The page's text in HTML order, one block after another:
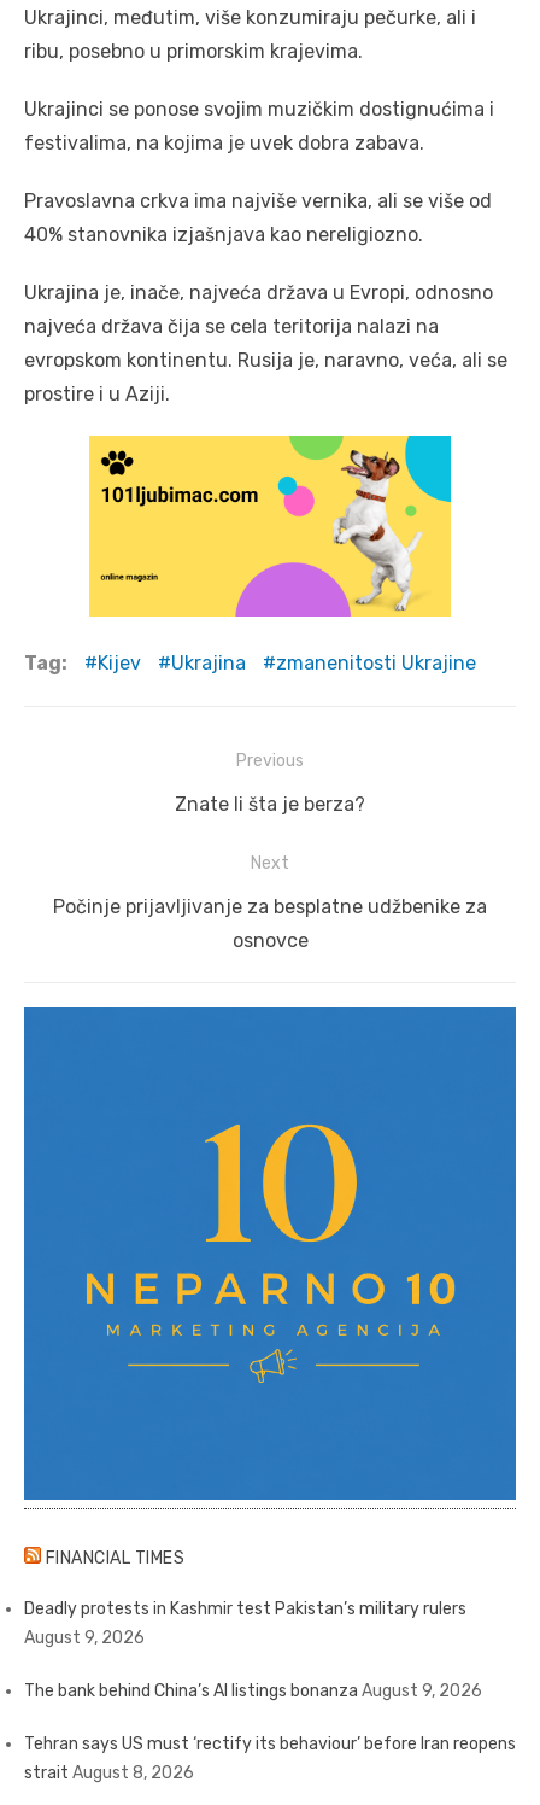
Ukrajinci, međutim, više konzumiraju pečurke, ali i
ribu, posebno u primorskim krajevima.
Ukrajinci se ponose svojim muzičkim dostignućima i
festivalima, na kojima je uvek dobra zabava.
Pravoslavna crkva ima najviše vernika, ali se više od
40% stanovnika izjašnjava kao nereligiozno.
Ukrajina je, inače, najveća država u Evropi, odnosno
najveća država čija se cela teritorija nalazi na
evropskom kontinentu. Rusija je, naravno, veća, ali se
prostire i u Aziji.
Tag: Kijev Ukrajina zmanenitosti Ukrajine
Previous
Previous
Znate li šta je berza?
Next
Next
Počinje prijavljivanje za besplatne udžbenike za
osnovce
FINANCIAL TIMES
Deadly protests in Kashmir test Pakistan’s military rulers
August 9, 2026
The bank behind China’s AI listings bonanza August 9, 2026
Tehran says US must ‘rectify its behaviour’ before Iran reopens
strait August 8, 2026